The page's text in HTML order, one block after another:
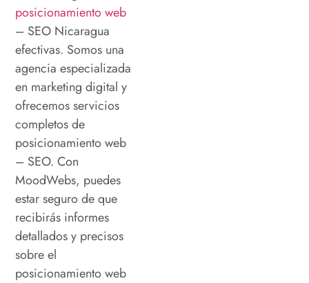
posicionamiento web
– SEO Nicaragua
efectivas. Somos una
agencia especializada
en marketing digital y
ofrecemos servicios
completos de
posicionamiento web
– SEO. Con
MoodWebs, puedes
estar seguro de que
recibirás informes
detallados y precisos
sobre el
posicionamiento web